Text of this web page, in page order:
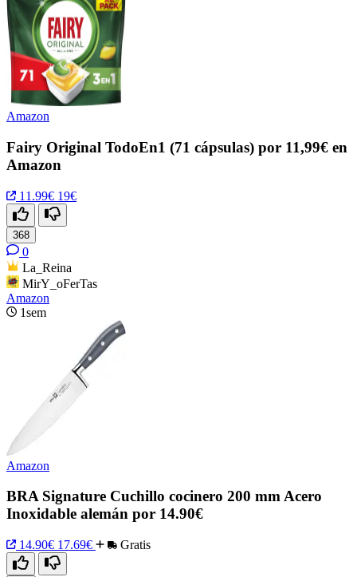
Amazon
Fairy Original TodoEn1 (71 cápsulas) por 11,99€ en
Amazon
11.99€ 19€
368
0
La_Reina
MirY_oFerTas
Amazon
1sem
Amazon
BRA Signature Cuchillo cocinero 200 mm Acero
Inoxidable alemán por 14.90€
14.90€ 17.69€ Gratis